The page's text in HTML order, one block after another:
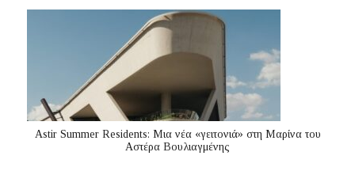
Astir Summer Residents: Μια νέα «γειτονιά» στη Μαρίνα του
Αστέρα Βουλιαγμένης